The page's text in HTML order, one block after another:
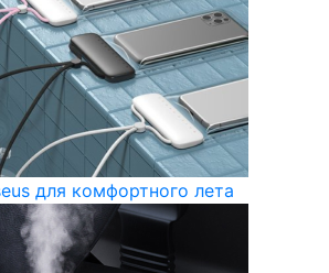
для комфортного лета